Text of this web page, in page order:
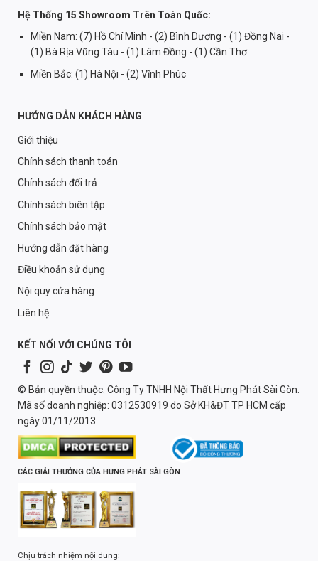
Hệ Thống 15 Showroom Trên Toàn Quốc:
Miền Nam: (7) Hồ Chí Minh - (2) Bình Dương - (1) Đồng Nai -
(1) Bà Rịa Vũng Tàu - (1) Lâm Đồng - (1) Cần Thơ
Miền Bắc: (1) Hà Nội - (2) Vĩnh Phúc
HƯỚNG DẪN KHÁCH HÀNG
Giới thiệu
Chính sách thanh toán
Chính sách đổi trả
Chính sách biên tập
Chính sách bảo mật
Hướng dẫn đặt hàng
Điều khoản sử dụng
Nội quy cửa hàng
Liên hệ
KẾT NỐI VỚI CHÚNG TÔI
© Bản quyền thuộc: Công Ty TNHH Nội Thất Hưng Phát Sài Gòn.
Mã số doanh nghiệp: 0312530919 do Sở KH&ĐT TP HCM cấp
ngày 01/11/2013.
CÁC GIẢI THƯỞNG CỦA HƯNG PHÁT SÀI GÒN
Chịu trách nhiệm nội dung: